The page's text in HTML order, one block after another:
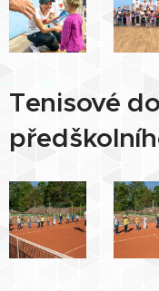
Tenisové